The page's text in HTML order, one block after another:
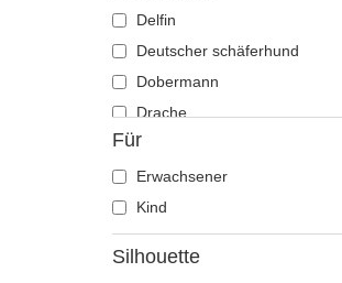
Delfin
Deutscher schäferhund
Dobermann
Drache
Eichhörnchen
Eidechse
Einhorn
Ente
Eule
Für
Erwachsener
Kind
Silhouette